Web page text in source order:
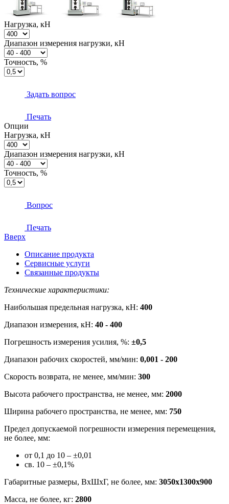
Нагрузка, кН
Диапазон измерения нагрузки, кН
Точность, %
Задать вопрос
Печать
Опции
Нагрузка, кН
Диапазон измерения нагрузки, кН
Точность, %
Вопрос
Печать
Вверх
Описание продукта
Сервисные услуги
Связанные продукты
Технические характеристики:
Наибольшая предельная нагрузка, кН: 400
Диапазон измерения, кН: 40 - 400
Погрешность измерения усилия, %: ±0,5
Диапазон рабочих скоростей, мм/мин: 0,001 - 200
Скорость возврата, не менее, мм/мин: 300
Высота рабочего пространства, не менее, мм: 2000
Ширина рабочего пространства, не менее, мм: 750
Предел допускаемой погрешности измерения перемещения,
не более, мм:
от 0,1 до 10 – ±0,01
св. 10 – ±0,1%
Габаритные размеры, ВхШхГ, не более, мм: 3050х1300х900
Масса, не более, кг: 2800